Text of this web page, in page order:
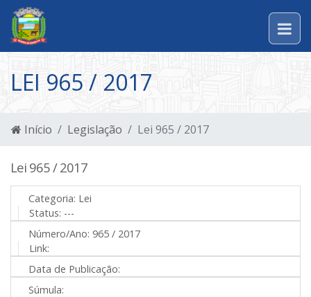
LEI 965 / 2017
Início Legislação Lei 965 / 2017
Lei 965 / 2017
Categoria: Lei
Status: ---
Número/Ano: 965 / 2017
Link:
Data de Publicação:
Súmula: